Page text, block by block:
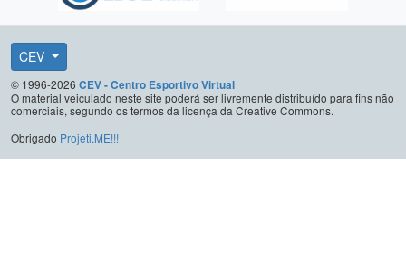
CEV
© 1996-2026 CEV - Centro Esportivo Virtual
O material veiculado neste site poderá ser livremente distribuído para fins não
comerciais, segundo os termos da licença da Creative Commons.
Obrigado Projeti.ME!!!